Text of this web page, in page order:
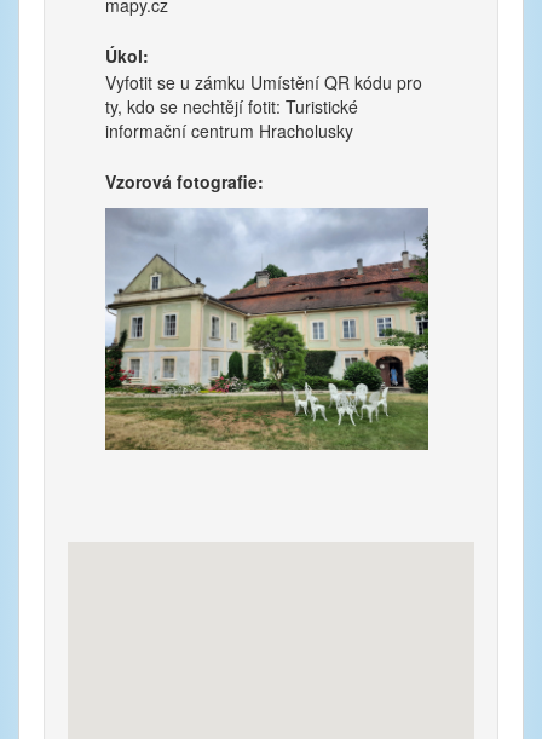
mapy.cz
Úkol:
Vyfotit se u zámku Umístění QR kódu pro
ty, kdo se nechtějí fotit: Turistické
informační centrum Hracholusky
Vzorová fotografie: